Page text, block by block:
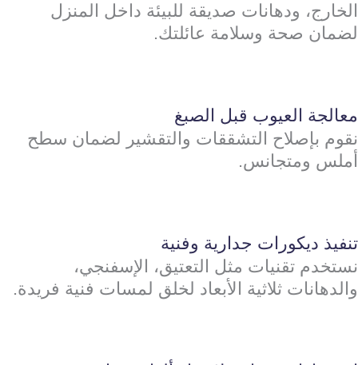
الخارج، ودهانات صديقة للبيئة داخل المنزل
لضمان صحة وسلامة عائلتك.
معالجة العيوب قبل الصبغ
نقوم بإصلاح التشققات والتقشير لضمان سطح
أملس ومتجانس.
تنفيذ ديكورات جدارية وفنية
نستخدم تقنيات مثل التعتيق، الإسفنجي،
والدهانات ثلاثية الأبعاد لخلق لمسات فنية فريدة.